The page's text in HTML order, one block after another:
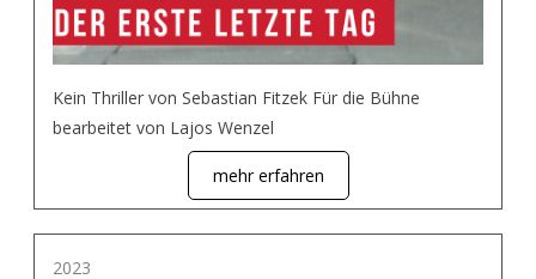
Kein Thriller von Sebastian Fitzek Für die Bühne
bearbeitet von Lajos Wenzel
mehr erfahren
2023